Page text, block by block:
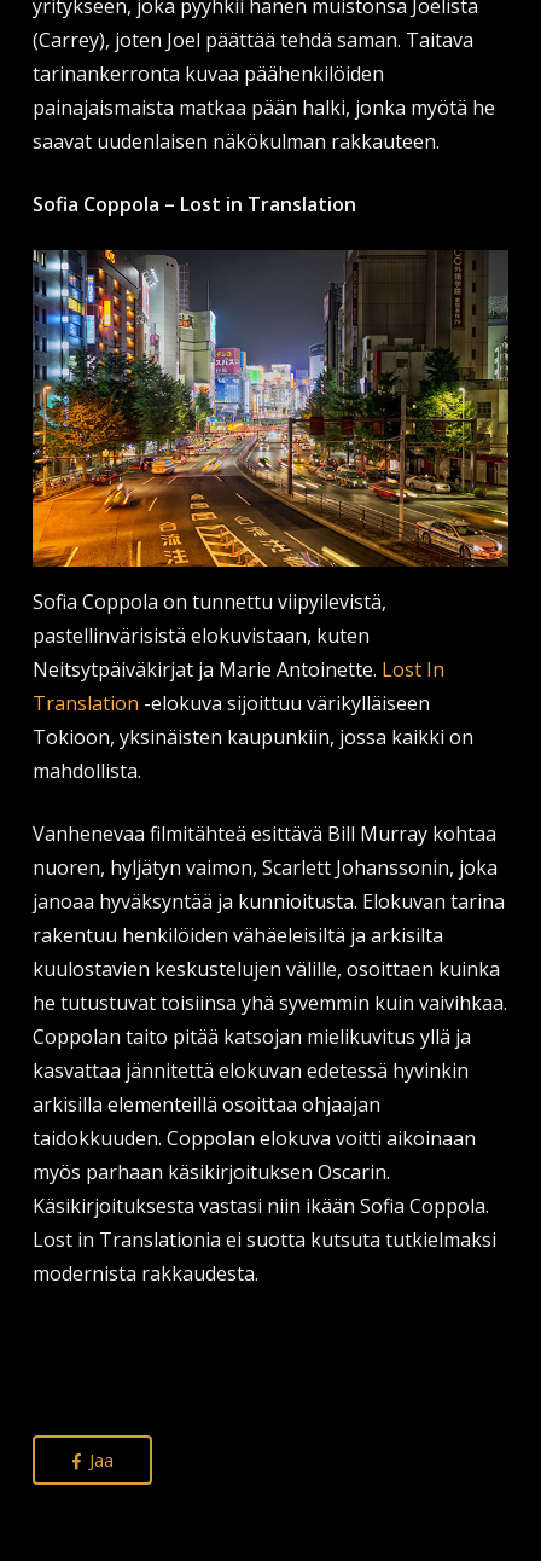
yritykseen, joka pyyhkii hänen muistonsa Joelista
(Carrey), joten Joel päättää tehdä saman. Taitava
tarinankerronta kuvaa päähenkilöiden
painajaismaista matkaa pään halki, jonka myötä he
saavat uudenlaisen näkökulman rakkauteen.
Sofia Coppola – Lost in Translation
Sofia Coppola on tunnettu viipyilevistä,
pastellinvärisistä elokuvistaan, kuten
Neitsytpäiväkirjat ja Marie Antoinette. Lost In
Translation -elokuva sijoittuu värikylläiseen
Tokioon, yksinäisten kaupunkiin, jossa kaikki on
mahdollista.
Vanhenevaa filmitähteä esittävä Bill Murray kohtaa
nuoren, hyljätyn vaimon, Scarlett Johanssonin, joka
janoaa hyväksyntää ja kunnioitusta. Elokuvan tarina
rakentuu henkilöiden vähäeleisiltä ja arkisilta
kuulostavien keskustelujen välille, osoittaen kuinka
he tutustuvat toisiinsa yhä syvemmin kuin vaivihkaa.
Coppolan taito pitää katsojan mielikuvitus yllä ja
kasvattaa jännitettä elokuvan edetessä hyvinkin
arkisilla elementeillä osoittaa ohjaajan
taidokkuuden. Coppolan elokuva voitti aikoinaan
myös parhaan käsikirjoituksen Oscarin.
Käsikirjoituksesta vastasi niin ikään Sofia Coppola.
Lost in Translationia ei suotta kutsuta tutkielmaksi
modernista rakkaudesta.
Jaa